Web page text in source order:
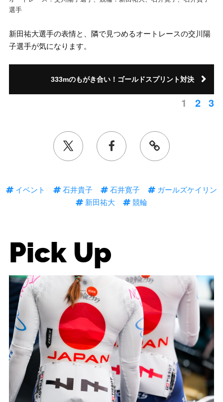
選手
新田祐大選手の表情と、隣で見つめるオートレースの交川陽
子選手が気になります。
333mのもがき合い！ゴールドスプリント対決
1 2 3
イベント 石井貴子 石井寛子
ガールズケイリン
新田祐大
競輪
Pick Up